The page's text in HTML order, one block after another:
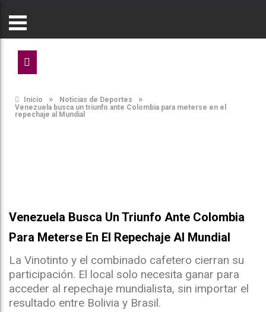
Inicio » Noticias de Deportes »
Venezuela busca un triunfo ante Colombia para meterse en el
repechaje al Mundial
Venezuela Busca Un Triunfo Ante Colombia
Para Meterse En El Repechaje Al Mundial
La Vinotinto y el combinado cafetero cierran su
participación. El local solo necesita ganar para
acceder al repechaje mundialista, sin importar el
resultado entre Bolivia y Brasil.